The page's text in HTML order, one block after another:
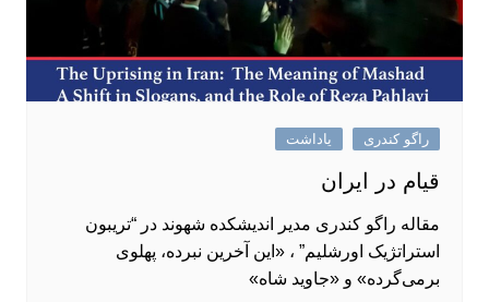
راگو کندری یاداشت
قیام در ایران
مقاله راگو کندری مدیر اندیشکده شهوند در “تریبون
استراتژیک اورشلیم” ، «این آخرین نبرده، پهلوی
برمی‌گرده» و «جاوید شاه»